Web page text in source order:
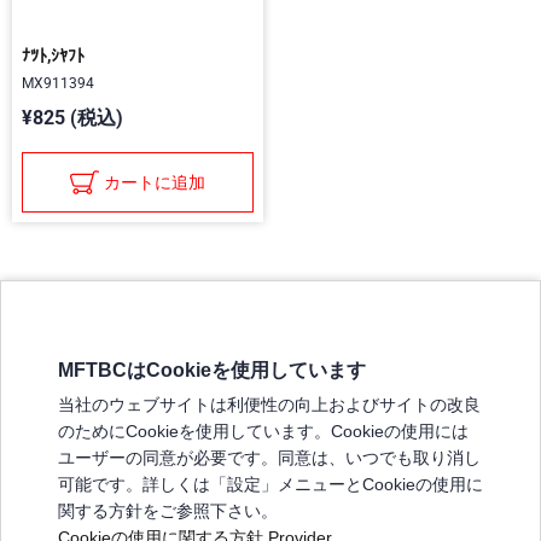
ﾅﾂﾄ,ｼﾔﾌﾄ
MX911394
¥825 (税込)
カートに追加
弊社の製品について
販売店リスト
よくある質問 / お問い合わせ
MFTBCはCookieを使用しています
当社のウェブサイトは利便性の向上およびサイトの改良
のためにCookieを使用しています。Cookieの使用には
ユーザーの同意が必要です。同意は、いつでも取り消し
可能です。詳しくは「設定」メニューとCookieの使用に
関する方針をご参照下さい。